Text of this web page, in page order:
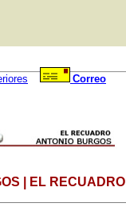
Correo
| EL RECUADRO